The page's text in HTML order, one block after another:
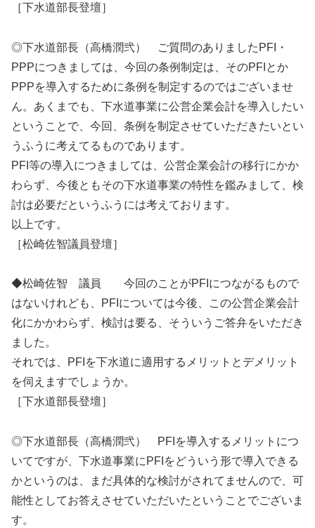
［下水道部長登壇］
◎下水道部長（高橋潤弐） ご質問のありましたPFI・
PPPにつきましては、今回の条例制定は、そのPFIとか
PPPを導入するために条例を制定するのではございませ
ん。あくまでも、下水道事業に公営企業会計を導入したい
ということで、今回、条例を制定させていただきたいとい
うふうに考えてるものであります。
PFI等の導入につきましては、公営企業会計の移行にかか
わらず、今後ともその下水道事業の特性を鑑みまして、検
討は必要だというふうには考えております。
以上です。
［松崎佐智議員登壇］
◆松崎佐智 議員 今回のことがPFIにつながるもので
はないけれども、PFIについては今後、この公営企業会計
化にかかわらず、検討は要る、そういうご答弁をいただき
ました。
それでは、PFIを下水道に適用するメリットとデメリット
を伺えますでしょうか。
［下水道部長登壇］
◎下水道部長（高橋潤弐） PFIを導入するメリットにつ
いてですが、下水道事業にPFIをどういう形で導入できる
かというのは、まだ具体的な検討がされてませんので、可
能性としてお答えさせていただいたということでございま
す。